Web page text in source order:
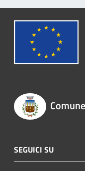
SEGUICI SU